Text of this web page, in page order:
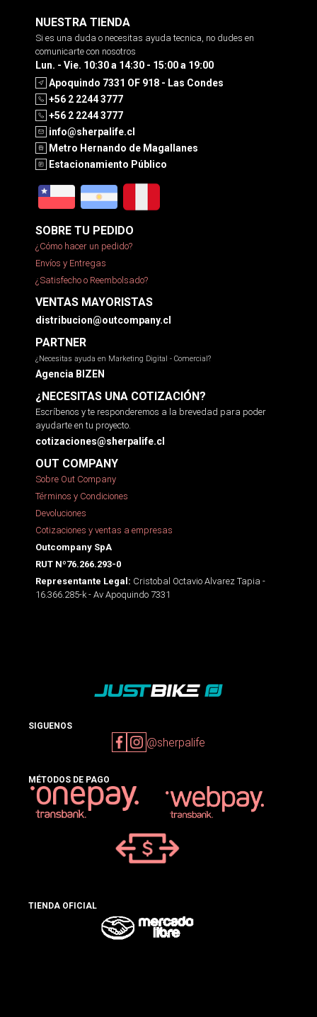
NUESTRA TIENDA
Si es una duda o necesitas ayuda tecnica, no dudes en
comunicarte con nosotros
Lun. - Vie. 10:30 a 14:30 - 15:00 a 19:00
Apoquindo 7331 OF 918 - Las Condes
+56 2 2244 3777
+56 2 2244 3777
info@sherpalife.cl
Metro Hernando de Magallanes
Estacionamiento Público
SOBRE TU PEDIDO
¿Cómo hacer un pedido?
Envíos y Entregas
¿Satisfecho o Reembolsado?
VENTAS MAYORISTAS
distribucion@outcompany.cl
PARTNER
¿Necesitas ayuda en Marketing Digital - Comercial?
Agencia BIZEN
¿NECESITAS UNA COTIZACIÓN?
Escríbenos y te responderemos a la brevedad para poder
ayudarte en tu proyecto.
cotizaciones@sherpalife.cl
OUT COMPANY
Sobre Out Company
Términos y Condiciones
Devoluciones
Cotizaciones y ventas a empresas
Outcompany SpA
RUT Nº76.266.293-0
Representante Legal: Cristobal Octavio Alvarez Tapia -
16.366.285-k - Av Apoquindo 7331
SIGUENOS
@sherpalife
MÉTODOS DE PAGO
TIENDA OFICIAL